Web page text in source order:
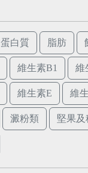
蛋白質 脂肪
維生素B1 維
維生素E 維
澱粉類 堅果